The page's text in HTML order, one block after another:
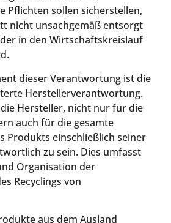
Pflichten sollen sicherstellen,
nicht unsachgemäß entsorgt
in den Wirtschaftskreislauf
dieser Verantwortung ist die
Herstellerverantwortung.
Hersteller, nicht nur für die
auch für die gesamte
Produkts einschließlich seiner
zu sein. Dies umfasst
Organisation der
Recyclings von
aus dem Ausland